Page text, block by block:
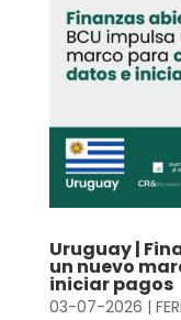
Uruguay |
un nuevo
iniciar pagos
03-07-2026 |